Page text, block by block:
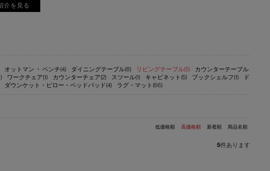
介を見る
オットマン ・ ベンチ(4) ダイニングテーブル(8) リビングテーブル(5)
カウンターテーブル
ワークチェア(1) カウンターチェア(2) スツール(1) キャビネット(5) ブックシェルフ(1)
ド
ダウンケット・ピロー・ベッドパッド(4) ラグ・マット(66)
低価格順 高価格順 新着順 商品名順
5件あります